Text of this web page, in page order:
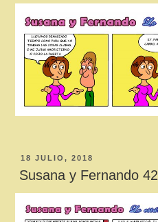
PUBLICADO
EL
18 JULIO, 2018
Susana y Fernando 42